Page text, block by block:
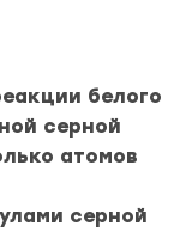
белого
серной
атомов
серной